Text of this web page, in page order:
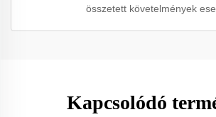
összetett követelmények
Kapcsolódó